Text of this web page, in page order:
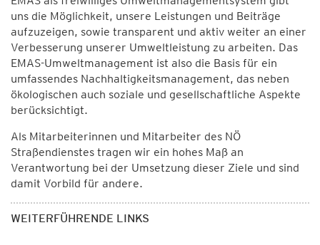
uns die Möglichkeit, unsere Leistungen und Beiträge
aufzuzeigen, sowie transparent und aktiv weiter an einer
Verbesserung unserer Umweltleistung zu arbeiten. Das
EMAS-Umweltmanagement ist also die Basis für ein
umfassendes Nachhaltigkeitsmanagement, das neben
ökologischen auch soziale und gesellschaftliche Aspekte
berücksichtigt.
Als Mitarbeiterinnen und Mitarbeiter des NÖ
Straßendienstes tragen wir ein hohes Maß an
Verantwortung bei der Umsetzung dieser Ziele und sind
damit Vorbild für andere.
WEITERFÜHRENDE LINKS